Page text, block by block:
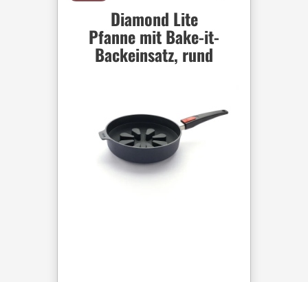
Diamond Lite
Pfanne mit Bake-it-
Backeinsatz, rund